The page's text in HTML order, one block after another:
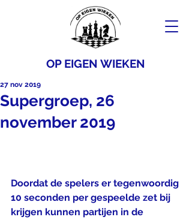
OP EIGEN WIEKEN
Supergroep, 26
november 2019
27 nov 2019
Doordat de spelers er tegenwoordig
10 seconden per gespeelde zet bij
krijgen kunnen partijen in de